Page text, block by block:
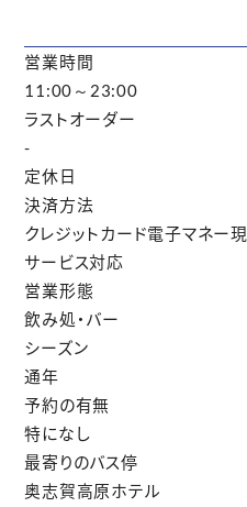
営業時間
11:00～23:00
ラストオーダー
-
定休日
決済方法
クレジットカード電子マネー
サービス対応
営業形態
飲み処・バー
シーズン
通年
予約の有無
特になし
最寄りのバス停
奥志賀高原ホテル